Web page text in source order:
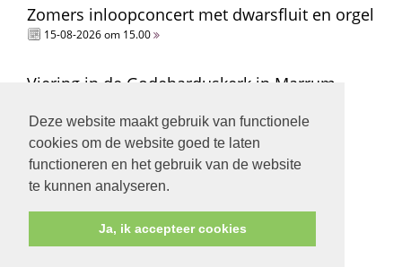
Deze website maakt gebruik van functionele
cookies om de website goed te laten
functioneren en het gebruik van de website
te kunnen analyseren.
Ja, ik accepteer cookies
Zomers inloopconcert met dwarsfluit en orgel
15-08-2026 om 15.00
Viering in de Godeharduskerk in Marrum
Cantorij
20-08-2026 om 18.45